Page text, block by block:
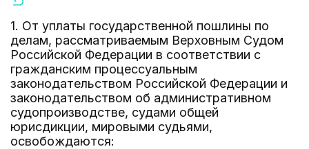
1. От уплаты государственной пошлины по
делам, рассматриваемым Верховным Судом
Российской Федерации в соответствии с
гражданским процессуальным
законодательством Российской Федерации и
законодательством об административном
судопроизводстве, судами общей
юрисдикции, мировыми судьями,
освобождаются: